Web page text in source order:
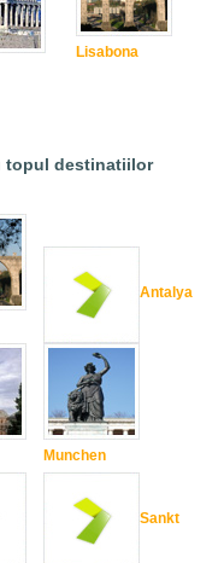
Lisabona
topul destinatiilor
Antalya
Munchen
Sankt